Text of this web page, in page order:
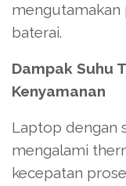
mengutamakan
baterai.
Dampak Suhu
Kenyamanan
Laptop dengan
mengalami
kecepatan